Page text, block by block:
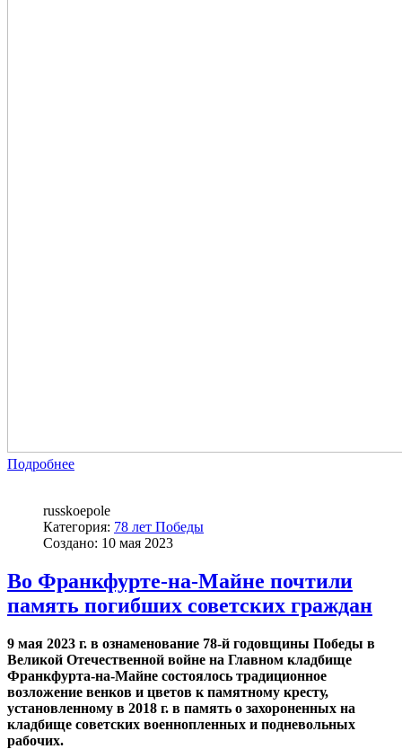
Подробнее
russkoepole
Категория: 78 лет Победы
Создано: 10 мая 2023
Во Франкфурте-на-Майне почтили
память погибших советских граждан
9 мая 2023 г. в ознаменование 78-й годовщины Победы в
Великой Отечественной войне на Главном кладбище
Франкфурта-на-Майне состоялось традиционное
возложение венков и цветов к памятному кресту,
установленному в 2018 г. в память о захороненных на
кладбище советских военнопленных и подневольных
рабочих.